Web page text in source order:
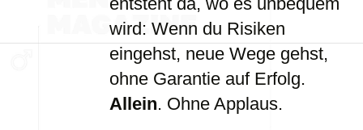
wird: Wenn du Risiken
eingehst, neue Wege gehst,
ohne Garantie auf Erfolg.
Allein. Ohne Applaus.